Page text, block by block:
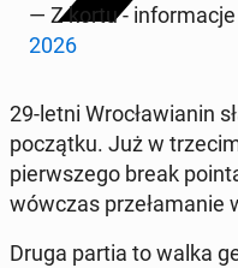
— Z kortu -
2026
29-letni Wro­cła­wia­nin
po­cząt­ku. Już w
pierw­sze­go break
wówczas prze­ła­ma­nie
Druga partia to walka